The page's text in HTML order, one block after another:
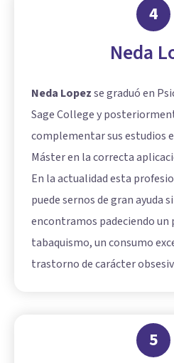
4
Neda
Neda Lopezse graduó en
Sage College y
complementar sus estudios
Máster en la correcta
En la actualidad esta
puede sernos de gran ayuda
encontramos padeciendo un
tabaquismo, un consumo
trastorno de carácter
5